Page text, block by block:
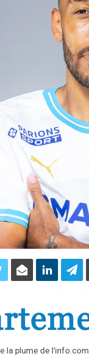
la plume de